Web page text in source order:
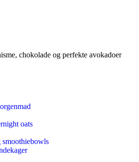
chokolade og perfekte avokadoer
oats
smoothiebowls